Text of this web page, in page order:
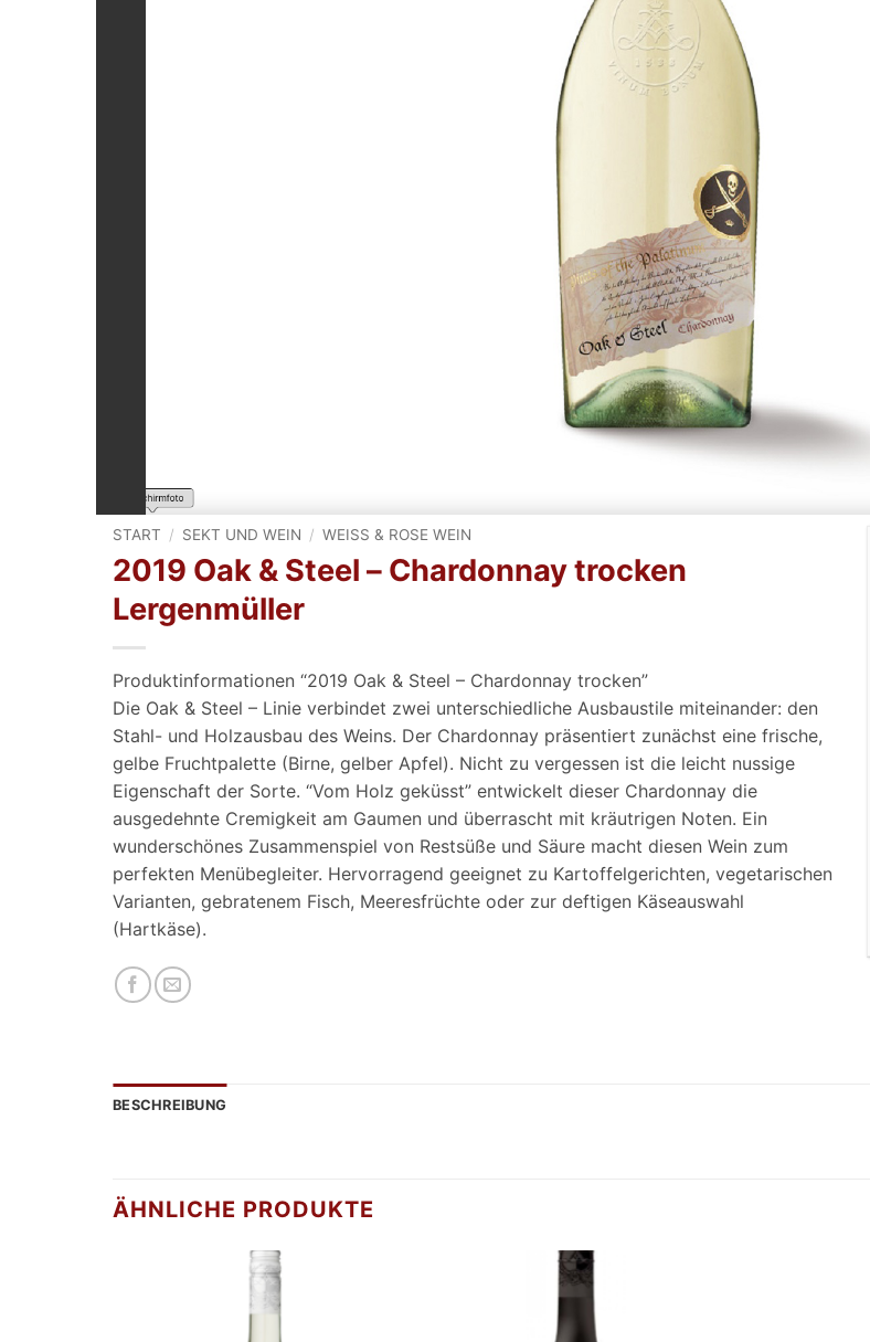
START / SEKT UND WEIN / WEISS & ROSE WEIN
2019 Oak & Steel – Chardonnay trocken
Lergenmüller
Produktinformationen “2019 Oak & Steel – Chardonnay trocken”
Die Oak & Steel – Linie verbindet zwei unterschiedliche Ausbaustile miteinander: den
Stahl- und Holzausbau des Weins. Der Chardonnay präsentiert zunächst eine frische,
gelbe Fruchtpalette (Birne, gelber Apfel). Nicht zu vergessen ist die leicht nussige
Eigenschaft der Sorte. “Vom Holz geküsst” entwickelt dieser Chardonnay die
ausgedehnte Cremigkeit am Gaumen und überrascht mit kräutrigen Noten. Ein
wunderschönes Zusammenspiel von Restsüße und Säure macht diesen Wein zum
perfekten Menübegleiter. Hervorragend geeignet zu Kartoffelgerichten, vegetarischen
Varianten, gebratenem Fisch, Meeresfrüchte oder zur deftigen Käseauswahl
(Hartkäse).
BESCHREIBUNG
ÄHNLICHE PRODUKTE